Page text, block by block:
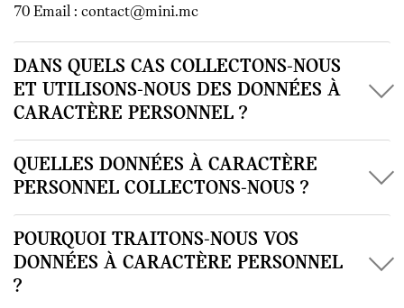
70 Email : contact@mini.mc
DANS QUELS CAS COLLECTONS-NOUS
ET UTILISONS-NOUS DES DONNÉES À
CARACTÈRE PERSONNEL ?
QUELLES DONNÉES À CARACTÈRE
PERSONNEL COLLECTONS-NOUS ?
POURQUOI TRAITONS-NOUS VOS
DONNÉES À CARACTÈRE PERSONNEL
?